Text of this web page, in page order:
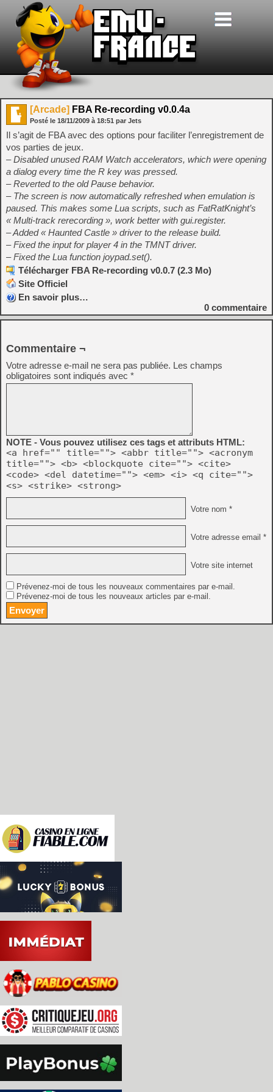
[Arcade] FBA Re-recording v0.0.4a
Posté le 18/11/2009 à 18:51 par Jets
Il s’agit de FBA avec des options pour faciliter l’enregistrement de
vos parties de jeux.
– Disabled unused RAM Watch accelerators, which were opening
a dialog every time the R key was pressed.
– Reverted to the old Pause behavior.
– The screen is now automatically refreshed when emulation is
paused. This makes some Lua scripts, such as FatRatKnight’s
« Multi-track rerecording », work better with gui.register.
– Added « Haunted Castle » driver to the release build.
– Fixed the input for player 4 in the TMNT driver.
– Fixed the Lua function joypad.set().
Télécharger FBA Re-recording v0.0.7 (2.3 Mo)
Site Officiel
En savoir plus…
0 commentaire
Commentaire ¬
Votre adresse e-mail ne sera pas publiée. Les champs
obligatoires sont indiqués avec *
NOTE - Vous pouvez utilisez ces tags et attributs HTML:
<a href="" title=""> <abbr title=""> <acronym
title=""> <b> <blockquote cite=""> <cite>
<code> <del datetime=""> <em> <i> <q cite="">
<s> <strike> <strong>
Votre nom *
Votre adresse email *
Votre site internet
Prévenez-moi de tous les nouveaux commentaires par e-mail.
Prévenez-moi de tous les nouveaux articles par e-mail.